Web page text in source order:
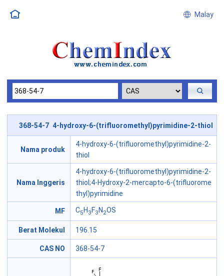
Malay
368-54-7 4-hydroxy-6-(trifluoromethyl)pyrimidine-2-thiol
Nama produk
4-hydroxy-6-(trifluoromethyl)pyrimidine-2-
thiol
Nama Inggeris
4-hydroxy-6-(trifluoromethyl)pyrimidine-2-
thiol;4-Hydroxy-2-mercapto-6-(trifluorome
thyl)pyrimidine
MF C5 H 3 F3 N 2OS
Berat Molekul 196.15
CAS NO 368-54-7